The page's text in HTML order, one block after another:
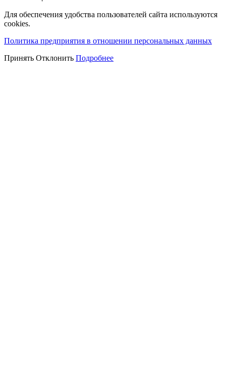
Для обеспечения удобства пользователей сайта используются
cookies.
Политика предприятия в отношении персональных данных
Принять Отклонить Подробнее